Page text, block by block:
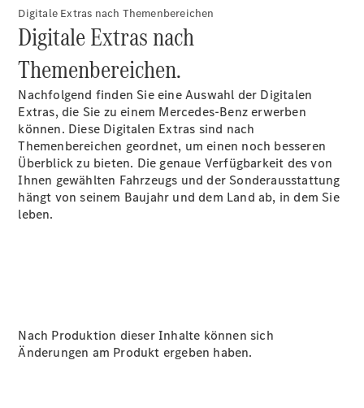
Servicetermin
buchen
Über uns
Öffnungszeiten
Ansprechpartner
Digitale Extras nach Themenbereichen
Digitale Extras nach
Themenbereichen.
Nachfolgend finden Sie eine Auswahl der Digitalen
Extras, die Sie zu einem Mercedes-Benz erwerben
können. Diese Digitalen Extras sind nach
Themenbereichen geordnet, um einen noch besseren
Überblick zu bieten. Die genaue Verfügbarkeit des von
Ihnen gewählten Fahrzeugs und der Sonderausstattung
hängt von seinem Baujahr und dem Land ab, in dem Sie
leben.
Nach Produktion dieser Inhalte können sich
Änderungen am Produkt ergeben haben.